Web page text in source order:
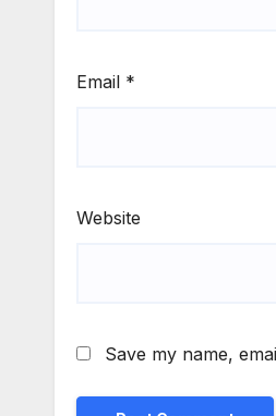
Email *
Website
Save my name,